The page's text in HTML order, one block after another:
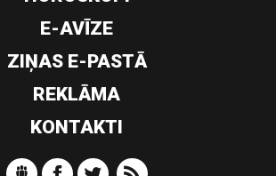
E-AVĪZE
ZIŅAS E-PASTĀ
REKLĀMA
KONTAKTI